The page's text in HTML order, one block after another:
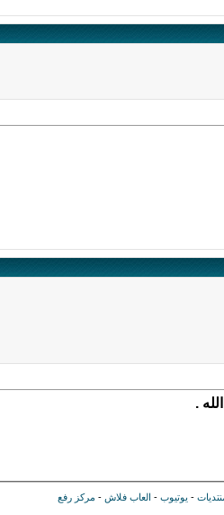
.
- يوتيوب- العاب فلاش- مركز رفع